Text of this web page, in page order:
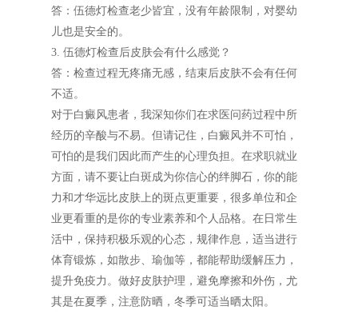
答：伍德灯检查老少皆宜，没有年龄限制，对婴幼
儿也是安全的。
3. 伍德灯检查后皮肤会有什么感觉？
答：检查过程无疼痛无感，结束后皮肤不会有任何
不适。
对于白癜风患者，我深知你们在求医问药过程中所
经历的辛酸与不易。但请记住，白癜风并不可怕，
可怕的是我们因此而产生的心理负担。在求职就业
方面，请不要让白斑成为你信心的绊脚石，你的能
力和才华远比皮肤上的斑点更重要，很多单位和企
业更看重的是你的专业素养和个人品格。在日常生
活中，保持积极乐观的心态，规律作息，适当进行
体育锻炼，如散步、瑜伽等，都能帮助缓解压力，
提升免疫力。做好皮肤护理，避免摩擦和外伤，尤
其是在夏季，注意防晒，冬季可适当晒太阳。